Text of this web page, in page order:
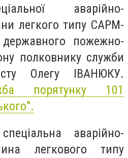
аварійно-
легкого типу САРМ-
пожежно-
полковнику служби
Олегу ІВАНЮКУ.
порятунку 101
аварійно-
легкового типу